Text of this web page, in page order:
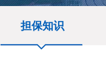
担保知识